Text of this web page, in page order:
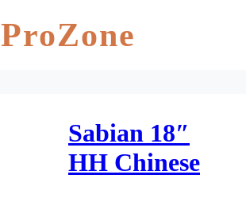
ProZone
Sabian 18″
HH Chinese